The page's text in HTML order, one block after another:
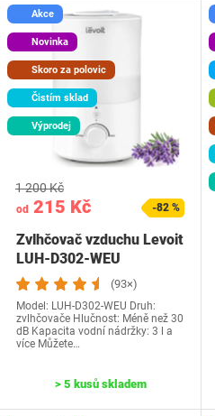
Akce
Novinka
Skoro za polovic
Čistím sklad
Výprodej
od 215 Kč
1 200 Kč
-82 %
Zvlhčovač vzduchu Levoit
LUH-D302-WEU
(93×)
Model: ‎LUH-D302-WEU Druh:
zvlhčovače Hlučnost: Méně než 30
dB Kapacita vodní nádržky: 3 l a
více Můžete…
> 5 kusů skladem